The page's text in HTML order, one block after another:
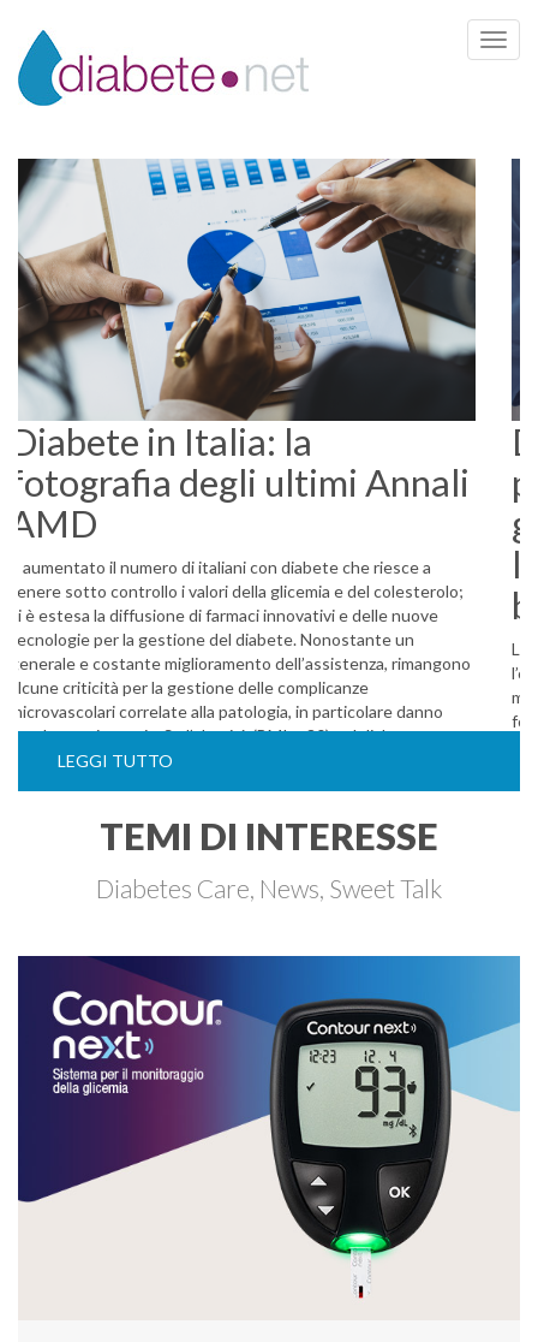
Toggle
Diabete in Italia: la
fotografia degli ultimi Annali
AMD
È aumentato il numero di italiani con diabete che riesce a
tenere sotto controllo i valori della glicemia e del colesterolo;
si è estesa la diffusione di farmaci innovativi e delle nuove
tecnologie per la gestione del diabete. Nonostante un
generale e costante miglioramento dell’assistenza, rimangono
alcune criticità per la gestione delle complicanze
microvascolari correlate alla patologia, in particolare danno
renale e retinopatia. Se l’obesità (BMI > 30) nel diabete
T2 è risultata in diminuzione rispetto agli …
LEGGI TUTTO
TEMI DI INTERESSE
Diabetes Care, News, Sweet Talk